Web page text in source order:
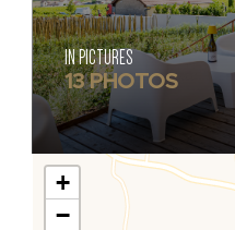
IN PICTURES
13 PHOTOS
+
−